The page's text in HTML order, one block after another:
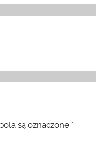
są oznaczone *